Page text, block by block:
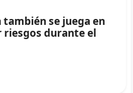
se juega en
riesgos durante el